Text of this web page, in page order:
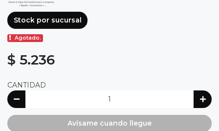
Stock por sucursal
Agotado.
$ 5.236
CANTIDAD
Avísame cuando llegue